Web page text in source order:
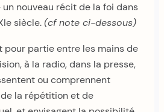
nouveau récit de la foi dans
siècle. (cf note ci-dessous)
pour partie entre les mains de
à la radio, dans la presse,
ou comprennent
la répétition et de